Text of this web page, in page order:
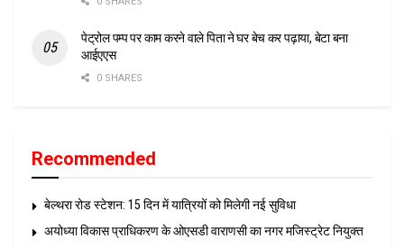
पेट्रोल पम्प पर काम करने वाले पिता ने घर बेच कर पढ़ाया, बेटा बना
आईएएस
0 SHARES
Recommended
बेल्थरा रोड स्टेशन: 15 दिन में यात्रियों को मिलेगी नई सुविधा
अयोध्या विकास प्राधिकरण के ओएसडी वाराणसी का नगर मजिस्ट्रेट नियुक्त